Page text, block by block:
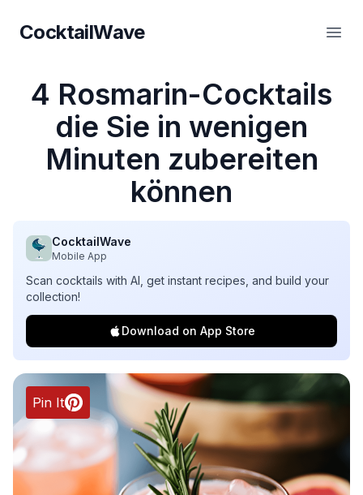
CocktailWave
CocktailWave
4 Rosmarin-Cocktails
die Sie in wenigen
Minuten zubereiten
können
CocktailWave
Mobile App
Scan cocktails with AI, get instant recipes, and build your
collection!
Download on App Store
Pin It